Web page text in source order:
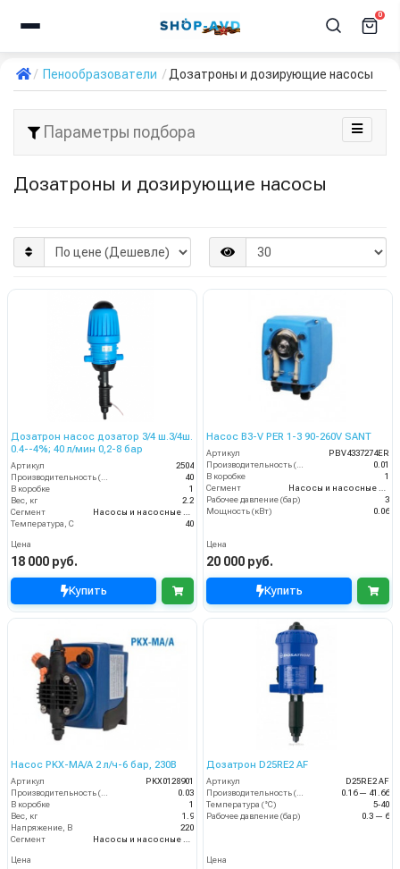
0
Пенообразователи Дозатроны и дозирующие насосы
Параметры подбора
Дозатроны и дозирующие насосы
Дозатрон насос дозатор 3/4 ш.3/4ш.
0.4--4%; 40 л/мин 0,2-8 бар
Артикул
2504
40
В коробке
1
Вес, кг
2.2
Сегмент
Температура, C
40
Цена
18 000 руб.
Купить
Насос B3-V PER 1-3 90-260V SANT
Артикул
PBV4337274ER
0.01
В коробке
1
Сегмент
Рабочее давление (бар)
3
Мощность (кВт)
0.06
Цена
20 000 руб.
Купить
Насос PKX-MA/A 2 л/ч-6 бар, 230В
Артикул
PKX0128901
Производительность (л/мин)
0.03
В коробке
1
Вес, кг
1.9
Напряжение, В
220
Сегмент
Насосы и насосные станции
Цена
Дозатрон D25RE2 AF
Артикул
D25RE2 AF
Производительность (л/мин)
0.16 — 41.66
Температура (°C)
5-40
Рабочее давление (бар)
0.3 — 6
Цена